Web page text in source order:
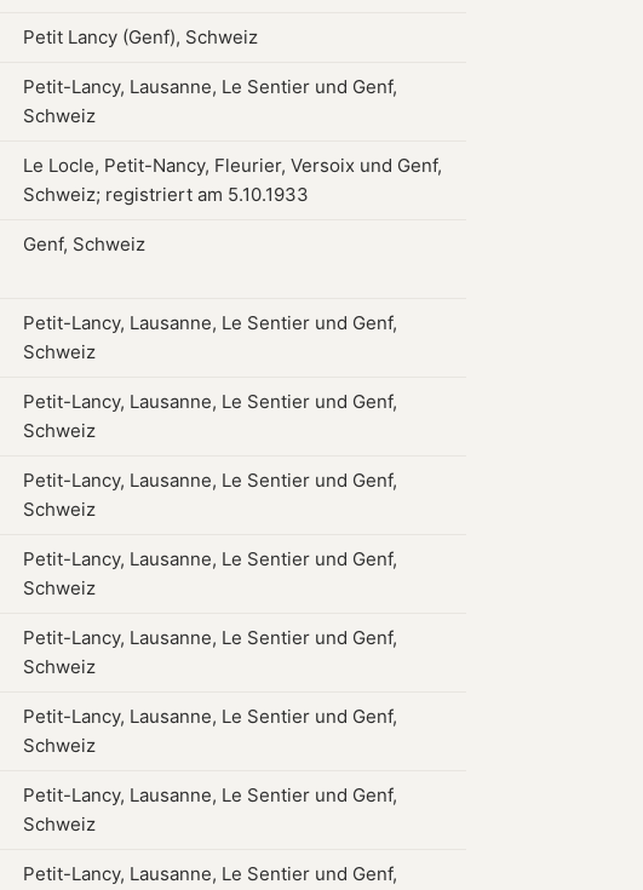
Petit Lancy (Genf), Schweiz
Petit-Lancy, Lausanne, Le Sentier und Genf,
Schweiz
Le Locle, Petit-Nancy, Fleurier, Versoix und Genf,
Schweiz; registriert am 5.10.1933
Genf, Schweiz
Petit-Lancy, Lausanne, Le Sentier und Genf,
Schweiz
Petit-Lancy, Lausanne, Le Sentier und Genf,
Schweiz
Petit-Lancy, Lausanne, Le Sentier und Genf,
Schweiz
Petit-Lancy, Lausanne, Le Sentier und Genf,
Schweiz
Petit-Lancy, Lausanne, Le Sentier und Genf,
Schweiz
Petit-Lancy, Lausanne, Le Sentier und Genf,
Schweiz
Petit-Lancy, Lausanne, Le Sentier und Genf,
Schweiz
Petit-Lancy, Lausanne, Le Sentier und Genf,